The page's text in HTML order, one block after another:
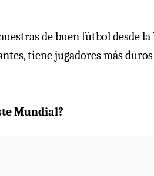
de buen fútbol desde la
tiene jugadores más
Mundial?